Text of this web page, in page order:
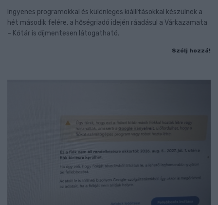
Ingyenes programokkal és különleges kiállításokkal készülnek a
hét második felére, a hőségriadó idején ráadásul a Várkazamata
– Kőtár is díjmentesen látogatható.
Szólj hozzá!